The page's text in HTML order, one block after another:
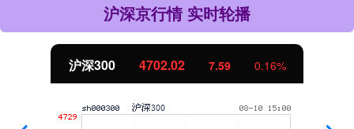
沪深京行情 实时轮播
北证50 1122.88 -11.37 -1.00%